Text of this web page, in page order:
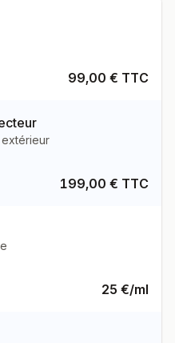
99,00 € TTC
199,00 € TTC
25 €/ml